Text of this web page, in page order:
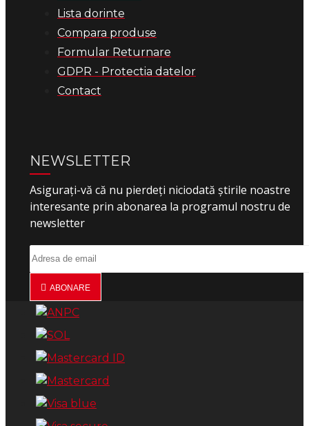
Lista dorinte
Compara produse
Formular Returnare
GDPR - Protectia datelor
Contact
NEWSLETTER
Asigurați-vă că nu pierdeți niciodată știrile noastre
interesante prin abonarea la programul nostru de
newsletter
ABONARE